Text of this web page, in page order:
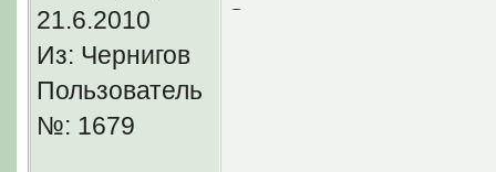
21.6.2010
Из: Чернигов
Пользователь
№: 1679
Замечу, что